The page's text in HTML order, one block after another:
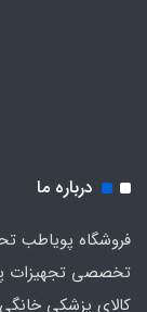
درباره ما
فروشگاه پویاطب
تخصصی تجهیزات